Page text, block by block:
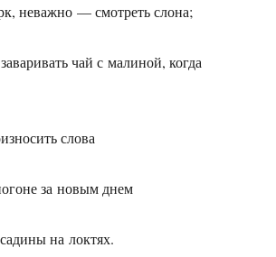
неважно — смотреть слона;
чай с малиной, когда
слова
за новым днем
на локтях.